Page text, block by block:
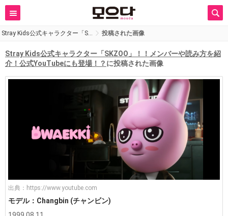
Stray Kids公式キャラクター「S… 投稿された画像
Stray Kids公式キャラクター「SKZOO」！！メンバーや読み方を紹
介！公式YouTubeにも登場！？ に投稿された画像
出典： https://www.youtube.com
モデル：Changbin (チャンビン)